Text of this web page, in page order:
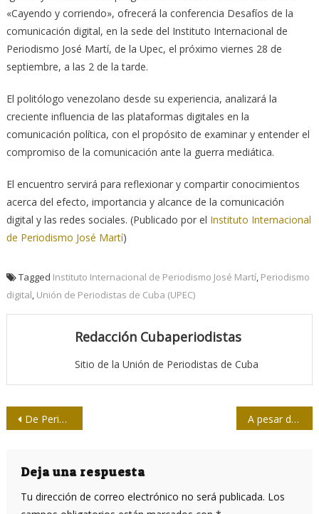
«Cayendo y corriendo», ofrecerá la conferencia Desafíos de la
comunicación digital, en la sede del Instituto Internacional de
Periodismo José Martí, de la Upec, el próximo viernes 28 de
septiembre, a las 2 de la tarde.
El politólogo venezolano desde su experiencia, analizará la
creciente influencia de las plataformas digitales en la
comunicación política, con el propósito de examinar y entender el
compromiso de la comunicación ante la guerra mediática.
El encuentro servirá para reflexionar y compartir conocimientos
acerca del efecto, importancia y alcance de la comunicación
digital y las redes sociales. (Publicado por el Instituto Internacional
de Periodismo José Martí)
Tagged Instituto Internacional de Periodismo José Martí, Periodismo
digital, Unión de Periodistas de Cuba (UPEC)
Redacción Cubaperiodistas
Sitio de la Unión de Periodistas de Cuba
Navegación
entradas
De Periodismo económico, una cita en Camagüey A pesar del bloqueo, Cuba salvará vidas en Estados Unidos
Deja una respuesta
Tu dirección de correo electrónico no será publicada. Los